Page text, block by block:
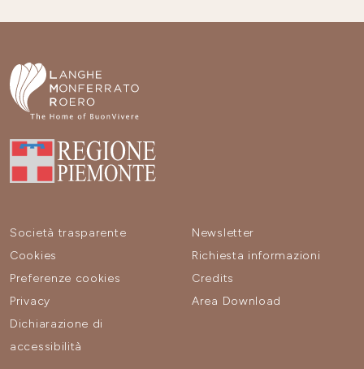
Società trasparente
Cookies
Preferenze cookies
Privacy
Dichiarazione di
accessibilità
Newsletter
Richiesta informazioni
Credits
Area Download